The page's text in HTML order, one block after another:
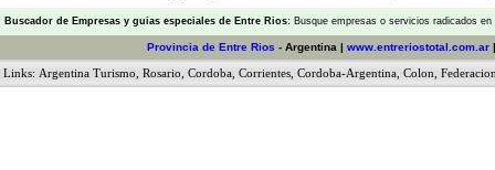
Buscador de Empresas y guias especiales de Entre Rios: Busque empresas o servicios radicados
Provincia de Entre Rios - Argentina | www.entreriostotal.com.ar
Links: Argentina Turismo Rosario Cordoba Corrientes Cordoba-Argentina Colon